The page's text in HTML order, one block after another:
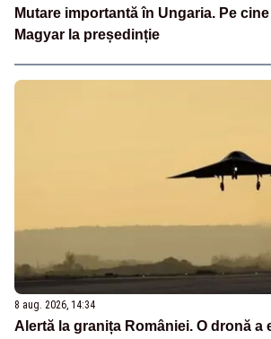
Mutare importantă în Ungaria. Pe
Magyar la președinție
8 aug. 2026, 14:34
Alertă la granița României. O dronă a